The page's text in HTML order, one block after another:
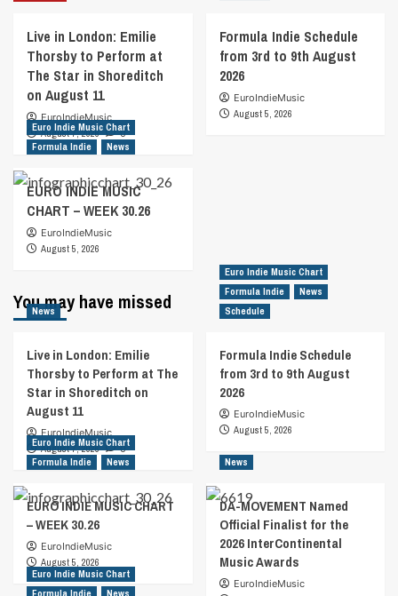
Live in London: Emilie
Thorsby to Perform at
The Star in Shoreditch
on August 11
EuroIndieMusic
August 7, 2026
0
Formula Indie Schedule
from 3rd to 9th August
2026
EuroIndieMusic
August 5, 2026
Euro Indie Music Chart
Formula Indie
News
EURO INDIE MUSIC
CHART – WEEK 30.26
EuroIndieMusic
August 5, 2026
You may have missed
News
Live in London: Emilie
Thorsby to Perform at The
Star in Shoreditch on
August 11
EuroIndieMusic
August 7, 2026
0
Euro Indie Music Chart
Formula Indie
News
Schedule
Formula Indie Schedule
from 3rd to 9th August
2026
EuroIndieMusic
August 5, 2026
Euro Indie Music Chart
Formula Indie
News
EURO INDIE MUSIC CHART
– WEEK 30.26
EuroIndieMusic
August 5, 2026
News
DA-MOVEMENT Named
Official Finalist for the
2026 InterContinental
Music Awards
EuroIndieMusic
Euro Indie Music Chart